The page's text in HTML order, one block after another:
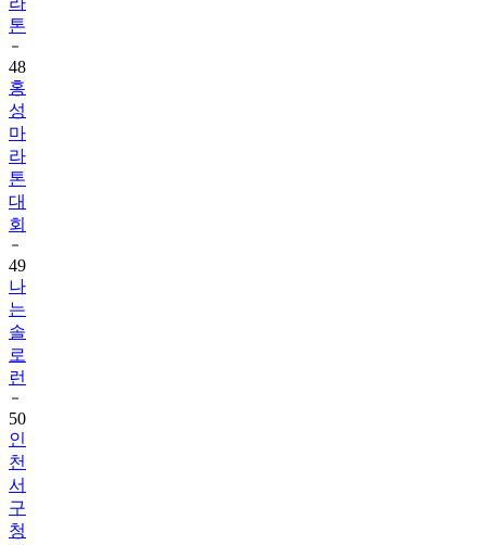
톤
48
홍
성
마
라
톤
대
회
49
나
는
솔
로
런
50
인
천
서
구
청